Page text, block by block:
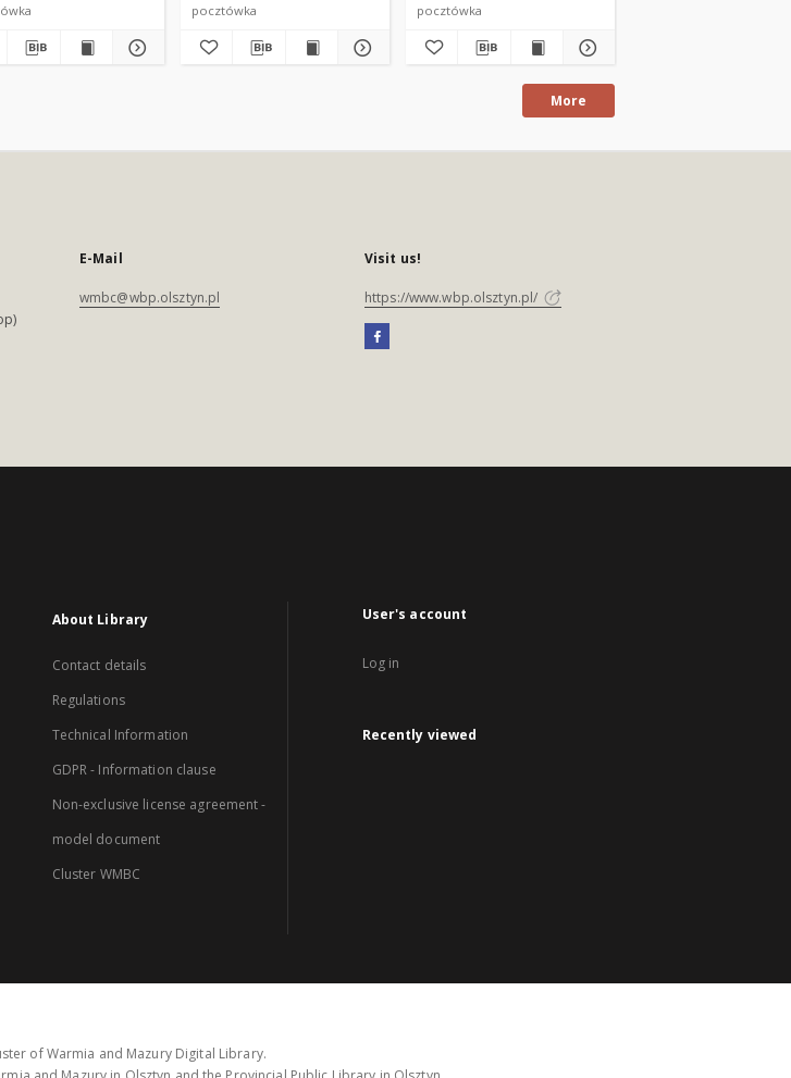
pocztówka pocztówka
More
E-Mail
wmbc@wbp.olsztyn.pl
Visit us!
https://www.wbp.olsztyn.pl/
About Library
Contact details
Regulations
Technical Information
GDPR - Information clause
Non-exclusive license agreement -
model document
Cluster WMBC
User's account
Log in
Recently viewed
of Warmia and Mazury Digital Library.